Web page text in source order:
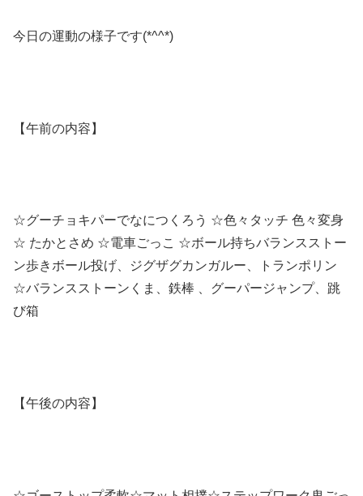
今日の運動の様子です(*^^*)
【午前の内容】
☆グーチョキパーでなにつくろう ☆色々タッチ 色々変身
☆ たかとさめ ☆電車ごっこ ☆ボール持ちバランスストー
ン歩きボール投げ、ジグザグカンガルー、トランポリン
☆バランスストーンくま、鉄棒 、グーパージャンプ、跳
び箱
【午後の内容】